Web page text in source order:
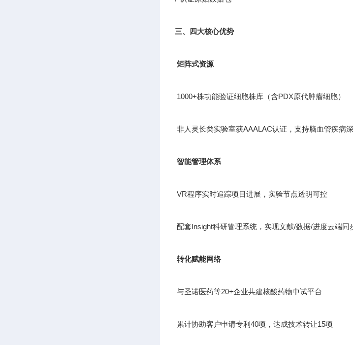
三、四大核心优势
矩阵式资源
1000+株功能验证细胞株库（含PDX原代肿瘤细胞）
非人灵长类实验室获AAALAC认证，支持脑血管疾病
智能管理体系
VR程序实时追踪项目进展，实验节点透明可控
配套Insight科研管理系统，实现文献/数据/进度云端同
转化赋能网络
与圣诺医药等20+企业共建核酸药物中试平台
累计协助客户申请专利40项，达成技术转让15项